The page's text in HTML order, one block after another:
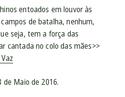
entoados em louvor às
de batalha, nenhum,
seja, tem a força das
cantada no colo das mães>>
de Maio de 2016.